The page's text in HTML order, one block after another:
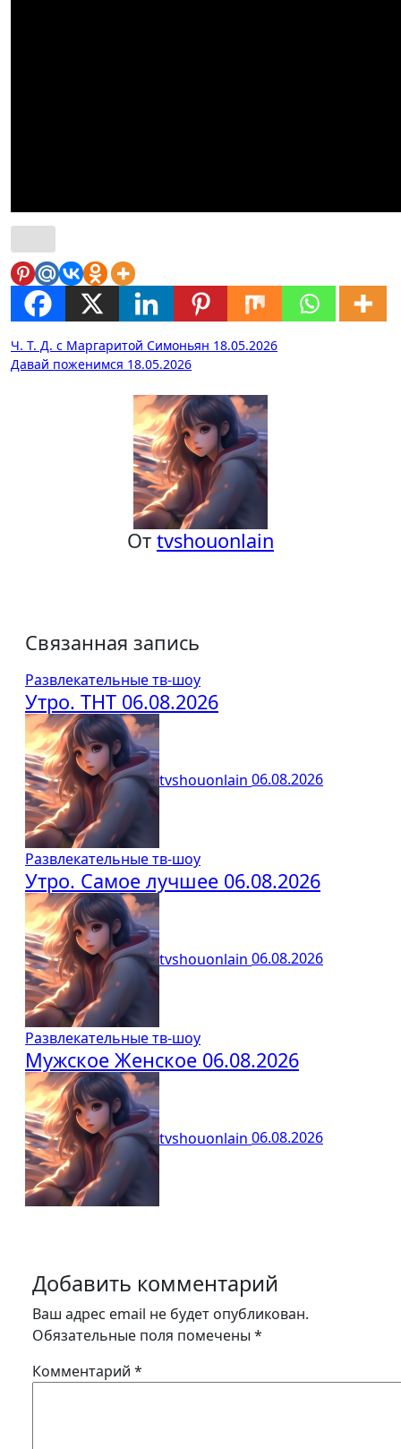
Навигация
по
Ч. Т. Д. с Маргаритой Симоньян 18.05.2026
Давай поженимся 18.05.2026
От tvshouonlain
Связанная запись
Развлекательные тв-шоу
Утро. ТНТ 06.08.2026
tvshouonlain 06.08.2026
Развлекательные тв-шоу
Утро. Самое лучшее 06.08.2026
tvshouonlain 06.08.2026
Развлекательные тв-шоу
Мужское Женское 06.08.2026
tvshouonlain 06.08.2026
Добавить комментарий
Ваш адрес email не будет опубликован.
Обязательные поля помечены *
Комментарий *